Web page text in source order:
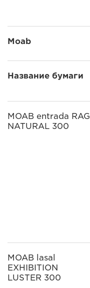
Moab
Название бумаги
MOAB entrada RAG
NATURAL 300
MOAB lasal
EXHIBITION
LUSTER 300